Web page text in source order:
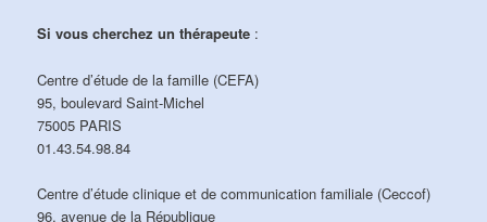
Si vous cherchez un thérapeute :
Centre d’étude de la famille (CEFA)
95, boulevard Saint-Michel
75005 PARIS
01.43.54.98.84
Centre d’étude clinique et de communication familiale (Ceccof)
96, avenue de la République